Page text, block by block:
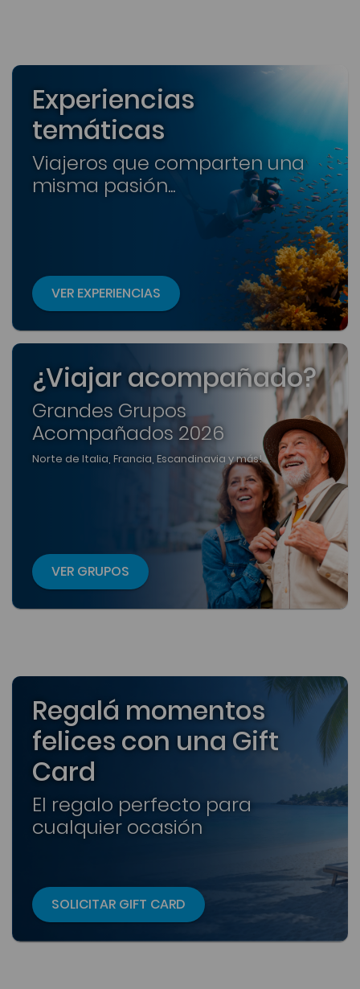
Experiencias
temáticas
Viajeros que comparten una
misma pasión...
VER EXPERIENCIAS
¿Viajar acompañado?
Grandes Grupos
Acompañados 2026
Norte de Italia, Francia, Escandinavia y más!
VER GRUPOS
Regalá momentos
felices con una Gift
Card
El regalo perfecto para
cualquier ocasión
SOLICITAR GIFT CARD